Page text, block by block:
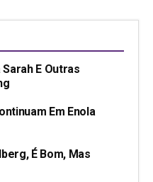
E Outras
Em Enola
É Bom, Mas